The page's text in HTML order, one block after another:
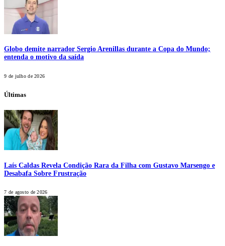
Globo demite narrador Sergio Arenillas durante a Copa do Mundo;
entenda o motivo da saída
9 de julho de 2026
Últimas
Laís Caldas Revela Condição Rara da Filha com Gustavo Marsengo e
Desabafa Sobre Frustração
7 de agosto de 2026